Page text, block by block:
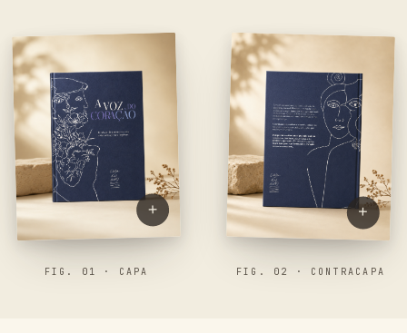
+
FIG. 01 · CAPA
+
FIG. 02 · CONTRACAPA